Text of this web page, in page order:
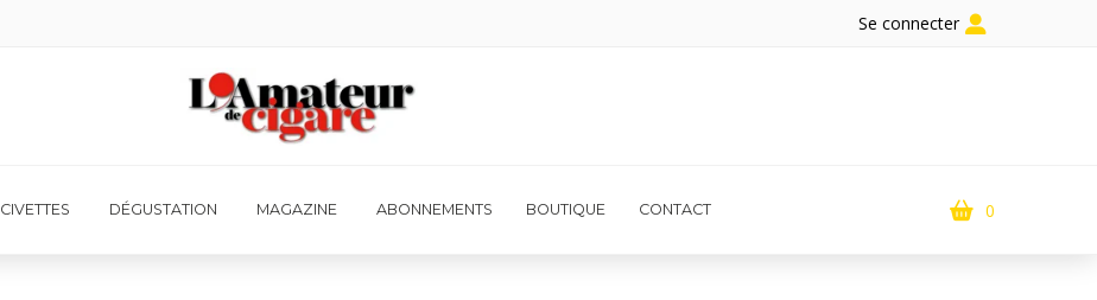
Se connecter
CIVETTES DÉGUSTATION MAGAZINE ABONNEMENTS BOUTIQUE CONTACT 0